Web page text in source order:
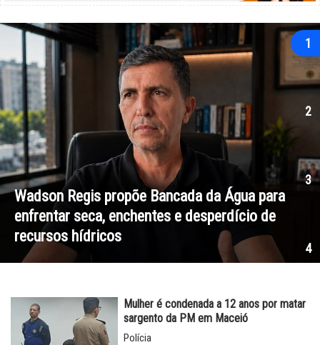
Sob JHC, qualidade da educação de
supera a de Alagoas
Mulher é condenada a 12 anos por matar
sargento da PM em Maceió
Polícia